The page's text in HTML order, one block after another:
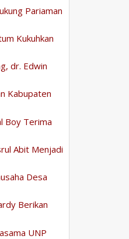
Pariaman
Kukuhkan
dr. Edwin
Kabupaten
Boy Terima
Abit Menjadi
Desa
Berikan
UNP